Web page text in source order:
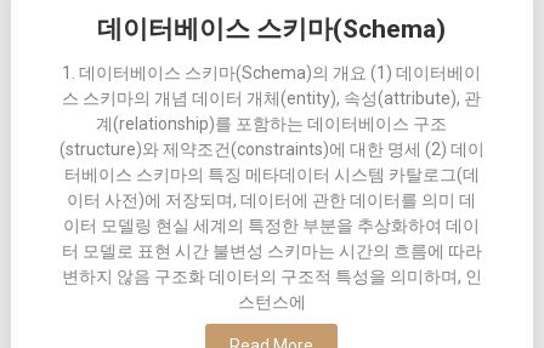
데이터베이스 스키마(Schema)
1. 데이터베이스 스키마(Schema)의 개요 (1) 데이터베이
스 스키마의 개념 데이터 개체(entity), 속성(attribute), 관
계(relationship)를 포함하는 데이터베이스 구조
(structure)와 제약조건(constraints)에 대한 명세 (2) 데이
터베이스 스키마의 특징 메타데이터 시스템 카탈로그(데
이터 사전)에 저장되며, 데이터에 관한 데이터를 의미 데
이터 모델링 현실 세계의 특정한 부분을 추상화하여 데이
터 모델로 표현 시간 불변성 스키마는 시간의 흐름에 따라
변하지 않음 구조화 데이터의 구조적 특성을 의미하며, 인
스턴스에